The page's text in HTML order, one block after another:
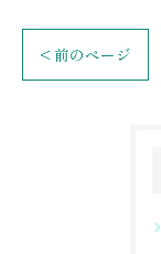
< 前のページ